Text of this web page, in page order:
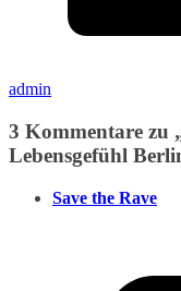
admin
3 Kommentare zu
Lebensgefühl
Save the Rave